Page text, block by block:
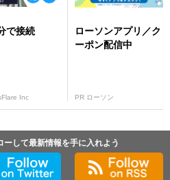
で接続
Inc
ローソンアプリ／ク
ーポン配信中
PR ローソン
ーして最新情報を手に入れよう